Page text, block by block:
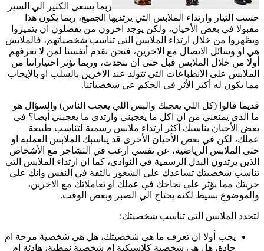
ربما يسعي الكثير الي السير
حسب التيار وارتداء الملابس التي يرتديها الجميع، ربما يكون هذا
مقبولا في بعض الأحيان، ولكن يوجد اخرون من يفضلون ان يتميزوا
ويظهروا من خلال ارتداء الملابس التي تناسب شخصياتهم، فالملابس
هي او وسائل الاتصال مع الاخرين، فنحن نقدم أنفسنا لمن لا نعرفهم
أولا من خلال الملابس قبل حتى ان نتحدث، وربما تؤثر اختياراتنا من
الملابس على الانطباعات التي تتولد عند الاخرين بالسلب او بالإيجاب
مما يكون له أكبر الأثر في الحكم عي شخصياتنا.
قديما قالوا (كل اللي يعجبك والبس اللي يعجب الناس) والسؤال هو
ما الذي يمنعني من ان اكل ما يعجبني وارتدي ما يعجبني أيضا؟ في
بعض الأحيان يناسبك أكثر ارتداء ملابس رسمية لتناسب طبيعة
عملك، لكن في بعض الأحيان الأخرى قد يناسبك الملابس العملية او
حتى الملابس الرياضية، عن نفسي ارغب في التشاجر مع الأشخاص
الذين يرتدون البدل الرسمية في النوادي، كما ان ارتداء الملابس التي
تناسب شخصيتك تساعدك علي الشعور بالثقة في النفس وانك علي
حريتك مما يؤثر علي نجاحك في عملك او تعاملاتك مع الاخرين،
والموضوع بسيط لكنه يحتاج الي الصبر وبعض الوقت.
لتحدد الملابس التي تناسب شخصيتك:
يجب أولا ان تعرف ما هي شخصيتك، هل هي شخصية مرحة ام
جادة، هل هي شخصية كلاسيكية ام شخصية نمطية، هادئة ام